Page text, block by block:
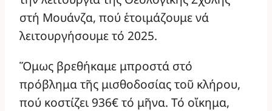
στή Μουάνζα, πού ἑτοιμάζουμε νά
λειτουργήσουμε τό 2025.
Ὅμως βρεθήκαμε μπροστά στό
πρόβλημα τῆς μισθοδοσίας τοῦ κλήρου,
πού κοστίζει 936€ τό μῆνα. Τό οἴκημα,